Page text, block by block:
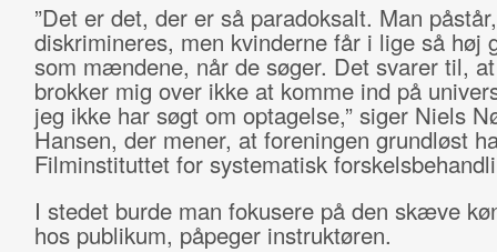
”Det er det, der er så paradoksalt. Man
diskrimineres, men kvinderne får i lige så høj
som mændene, når de søger. Det svarer til,
brokker mig over ikke at komme ind på
jeg ikke har søgt om optagelse,” siger Niels
Hansen, der mener, at foreningen grundløst
Filminstituttet for systematisk
I stedet burde man fokusere på den skæve
hos publikum, påpeger instruktøren.